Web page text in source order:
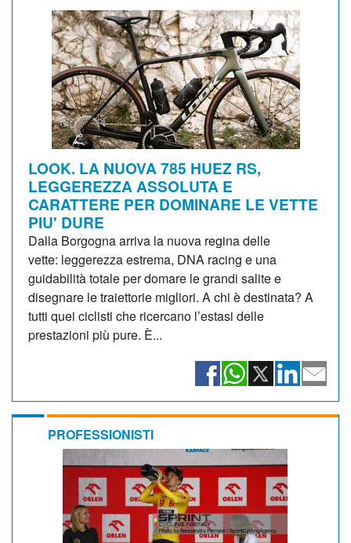
LOOK. LA NUOVA 785 HUEZ RS,
LEGGEREZZA ASSOLUTA E
CARATTERE PER DOMINARE LE VETTE
PIU' DURE
Dalla Borgogna arriva la nuova regina delle
vette: leggerezza estrema, DNA racing e una
guidabilità totale per domare le grandi salite e
disegnare le traiettorie migliori. A chi è destinata? A
tutti quei ciclisti che ricercano l’estasi delle
prestazioni più pure. È...
PROFESSIONISTI